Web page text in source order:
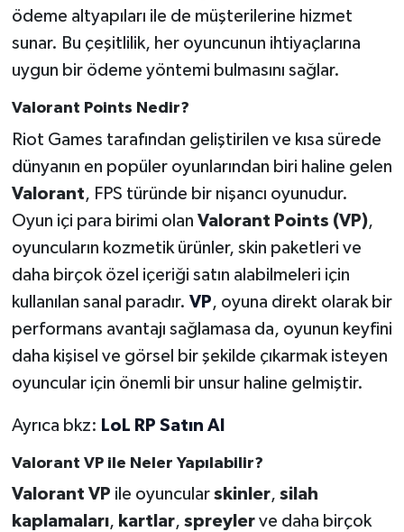
ödeme altyapıları ile de müşterilerine hizmet
sunar. Bu çeşitlilik, her oyuncunun ihtiyaçlarına
uygun bir ödeme yöntemi bulmasını sağlar.
Valorant Points Nedir?
Riot Games tarafından geliştirilen ve kısa sürede
dünyanın en popüler oyunlarından biri haline gelen
Valorant, FPS türünde bir nişancı oyunudur.
Oyun içi para birimi olan Valorant Points (VP),
oyuncuların kozmetik ürünler, skin paketleri ve
daha birçok özel içeriği satın alabilmeleri için
kullanılan sanal paradır. VP, oyuna direkt olarak bir
performans avantajı sağlamasa da, oyunun keyfini
daha kişisel ve görsel bir şekilde çıkarmak isteyen
oyuncular için önemli bir unsur haline gelmiştir.
Ayrıca bkz: LoL RP Satın Al
Valorant VP ile Neler Yapılabilir?
Valorant VP ile oyuncular skinler, silah
kaplamaları, kartlar, spreylerve daha birçok
BİLİM VE TEKNOLOJİ
YARIŞMALAR
TANITIM
HABERDE İNSAN